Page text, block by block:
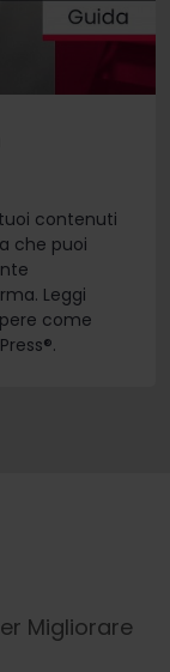
contenuti
che puoi
Leggi
come
Migliorare